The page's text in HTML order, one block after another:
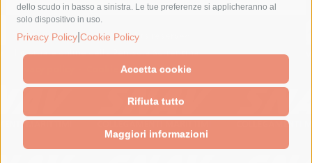
dello scudo in basso a sinistra. Le tue preferenze si applicheranno al
solo dispositivo in uso.
Privacy Policy Cookie Policy
Accetta cookie
Rifiuta tutto
Maggiori informazioni
© 2015 SorrentoPress. All rights reserved.
Il giornale online della Penisola Sorrentina
Cookie Policy